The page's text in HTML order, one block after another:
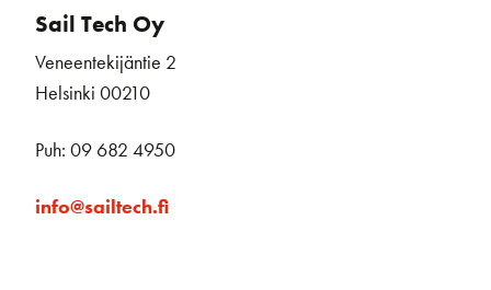
Sail Tech Oy
Veneentekijäntie 2
Helsinki 00210
Puh: 09 682 4950
info@sailtech.fi